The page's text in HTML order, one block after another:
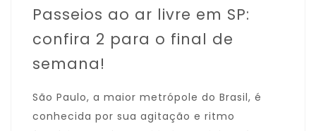
Passeios ao ar livre em SP:
confira 2 para o final de
semana!
São Paulo, a maior metrópole do Brasil, é
conhecida por sua agitação e ritmo